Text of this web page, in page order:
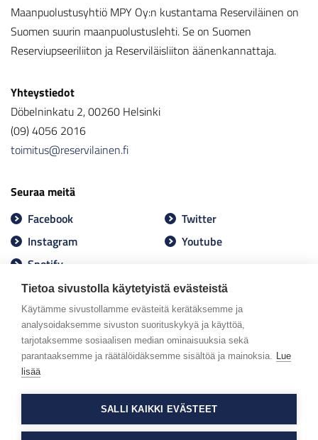
Tietoa sivustolla käytetyistä evästeistä
Käytämme sivustollamme evästeitä kerätäksemme ja
analysoidaksemme sivuston suorituskykyä ja käyttöä,
tarjotaksemme sosiaalisen median ominaisuuksia sekä
parantaaksemme ja räätälöidäksemme sisältöä ja mainoksia. Lue
lisää
SALLI KAIKKI EVÄSTEET
Maanpuolustusyhtiö MPY Oy:n kustantama Reserviläinen on
Suomen suurin maanpuolustuslehti. Se on Suomen
Reserviupseeriliiton ja Reserviläisliiton äänenkannattaja.
Yhteystiedot
Döbelninkatu 2, 00260 Helsinki
(09) 4056 2016
toimitus@reservilainen.fi
Seuraa meitä
Facebook
Twitter
Instagram
Youtube
Spotify